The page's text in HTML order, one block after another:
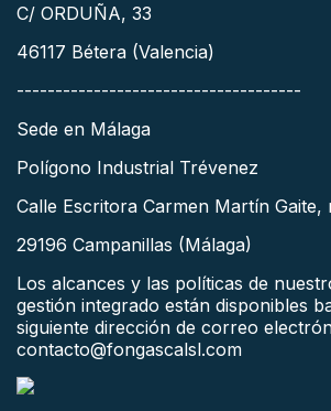
C/ ORDUÑA, 33
46117 Bétera (Valencia)
-------------------------------------
Sede en Málaga
Polígono Industrial Trévenez
Calle Escritora Carmen Martín Gaite,
29196 Campanillas (Málaga)
Los alcances y las políticas de
gestión integrado están disponibles
siguiente dirección de correo
contacto@fongascalsl.com